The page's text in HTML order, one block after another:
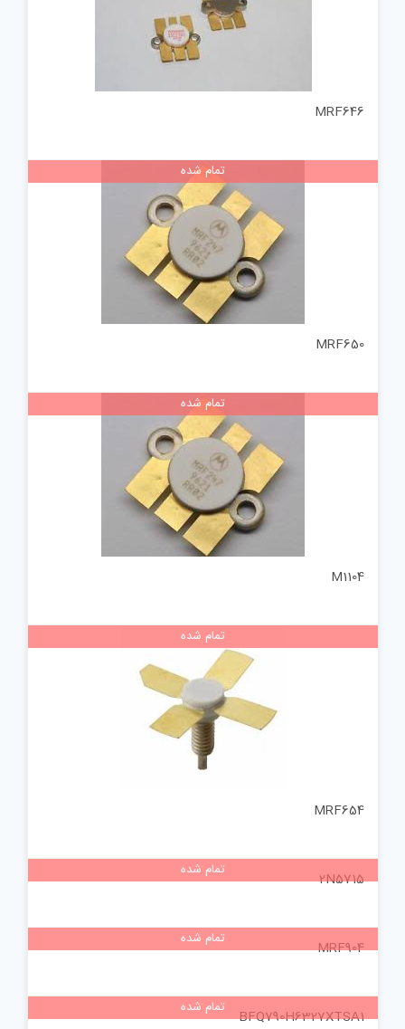
MRF646
تمام شده
MRF650
تمام شده
M1104
تمام شده
MRF654
تمام شده 2N5715
تمام شده MRF904
تمام شده BFQ790H6327XTSA1